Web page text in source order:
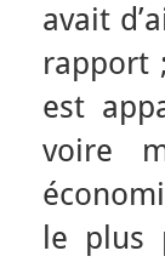
avait
rapport
est
voire
le plus